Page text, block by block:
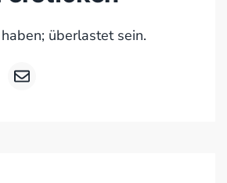
überlastet sein.